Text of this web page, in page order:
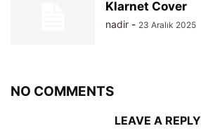
Klarnet Cover
nadir - 23 Aralık 2025
NO COMMENTS
LEAVE A REPLY